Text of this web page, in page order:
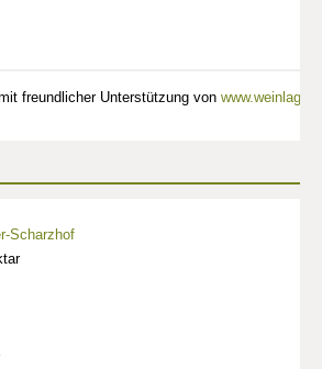
freundlicher Unterstützung von
Scharzhof